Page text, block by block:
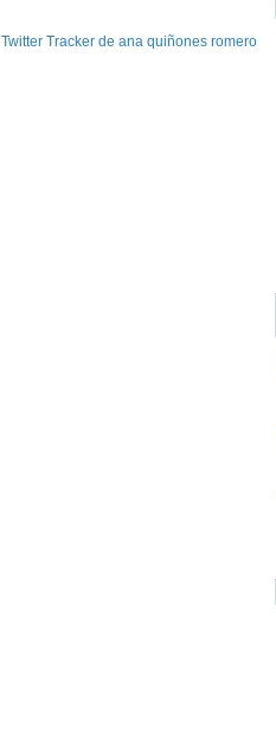
Twitter Tracker de ana quiñones romero